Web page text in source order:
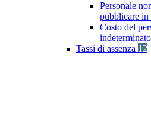
Personale
pubblicare in
Costo del
Tassi di assenza 12